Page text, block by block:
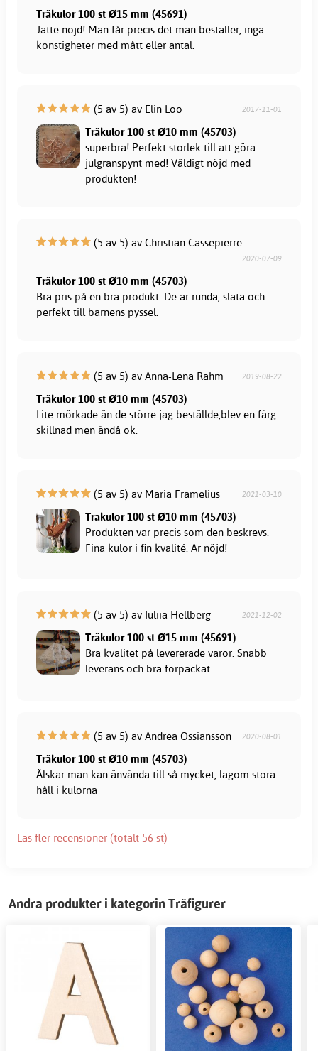
Träkulor 100 st Ø15 mm (45691)
Jätte nöjd! Man får precis det man beställer, inga
konstigheter med mått eller antal.
(5 av 5) av Elin Loo 2017-11-01
Träkulor 100 st Ø10 mm (45703)
superbra! Perfekt storlek till att göra
julgranspynt med! Väldigt nöjd med
produkten!
(5 av 5) av Christian Cassepierre
2020-07-09
Träkulor 100 st Ø10 mm (45703)
Bra pris på en bra produkt. De är runda, släta och
perfekt till barnens pyssel.
(5 av 5) av Anna-Lena Rahm 2019-08-22
Träkulor 100 st Ø10 mm (45703)
Lite mörkade än de större jag beställde,blev en färg
skillnad men ändå ok.
(5 av 5) av Maria Framelius 2021-03-10
Träkulor 100 st Ø10 mm (45703)
Produkten var precis som den beskrevs.
Fina kulor i fin kvalité. Är nöjd!
(5 av 5) av Iuliia Hellberg 2021-12-02
Träkulor 100 st Ø15 mm (45691)
Bra kvalitet på levererade varor. Snabb
leverans och bra förpackat.
(5 av 5) av Andrea Ossiansson 2020-08-01
Träkulor 100 st Ø10 mm (45703)
Älskar man kan änvända till så mycket, lagom stora
håll i kulorna
Läs fler recensioner (totalt 56 st)
Andra produkter i kategorin Träfigurer